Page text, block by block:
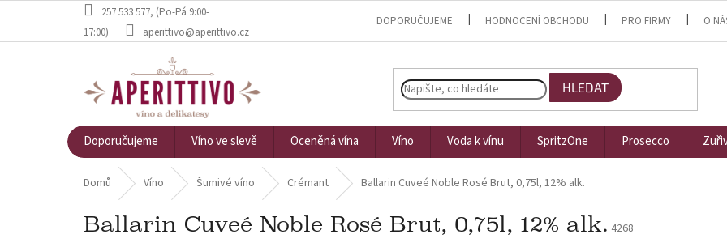
257 533 577, (Po-Pá 9:00-
17:00)
aperittivo@aperittivo.cz
DOPORUČUJEME HODNOCENÍ OBCHODU PRO FIRMY O
HLEDAT
Doporučujeme Víno ve slevě Oceněná vína Víno Voda k vínu SpritzOne Prosecco
Domů Víno Šumivé víno Crémant Ballarin Cuveé Noble Rosé Brut, 0,75l, 12% alk.
Ballarin Cuveé Noble Rosé Brut, 0,75l, 12% alk. 4268